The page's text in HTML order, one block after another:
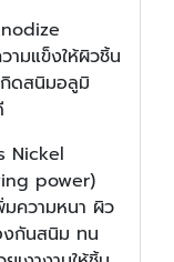
ามแข็งให้ผิวชิ้น
ดสนิมอลูมิ
Nickel
power)
ความหนา ผิว
งกันสนิม ทน